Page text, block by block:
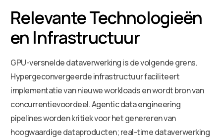
Relevante Technologieën
en Infrastructuur
GPU-versnelde dataverwerking is de volgende grens.
Hypergeconvergeerde infrastructuur faciliteert
implementatie van nieuwe workloads en wordt bron van
concurrentievoordeel. Agentic data engineering
pipelines worden kritiek voor het genereren van
hoogwaardige dataproducten; real-time dataverwerking